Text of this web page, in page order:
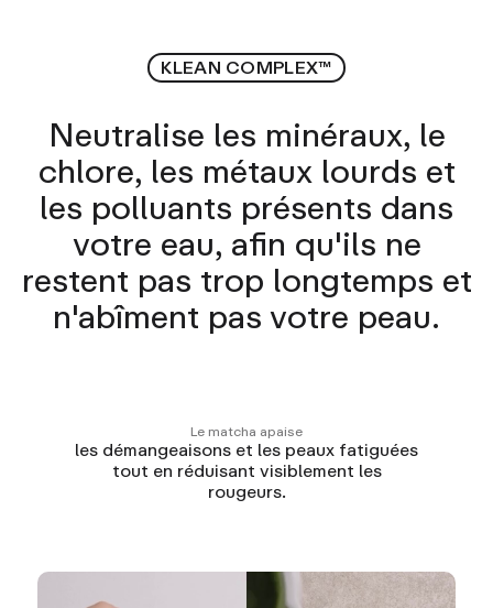
KLEAN COMPLEX™
Neutralise les minéraux, le
chlore, les métaux lourds et
les polluants présents dans
votre eau, afin qu'ils ne
restent pas trop longtemps et
n'abîment pas votre peau.
Le matcha apaise
les démangeaisons et les peaux fatiguées
tout en réduisant visiblement les
rougeurs.